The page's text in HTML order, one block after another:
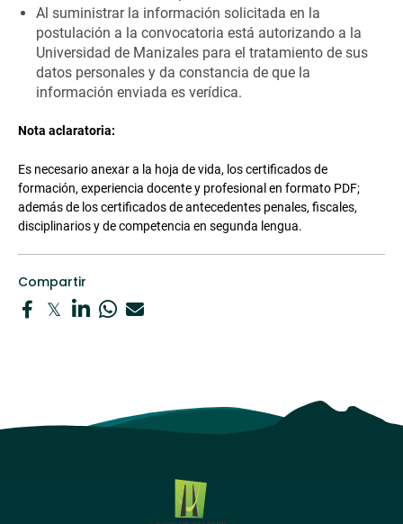
Al suministrar la información solicitada en la
postulación a la convocatoria está autorizando a la
Universidad de Manizales para el tratamiento de sus
datos personales y da constancia de que la
información enviada es verídica.
Nota aclaratoria:
Es necesario anexar a la hoja de vida, los certificados de
formación, experiencia docente y profesional en formato PDF;
además de los certificados de antecedentes penales, fiscales,
disciplinarios y de competencia en segunda lengua.
Compartir